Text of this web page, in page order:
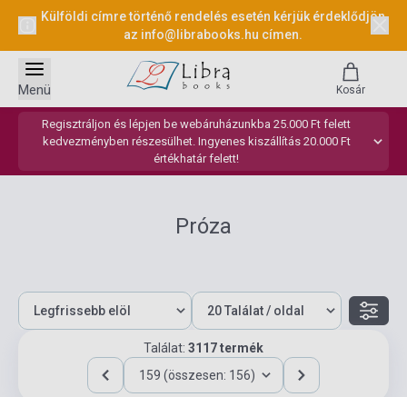
Külföldi címre történő rendelés esetén kérjük érdeklődjön
az info@librabooks.hu címen.
Regisztráljon és lépjen be webáruházunkba 25.000 Ft felett
kedvezményben részesülhet. Ingyenes kiszállítás 20.000 Ft
értékhatár felett!
Menü Kosár
Próza
Találat: 3117 termék
159 (összesen: 156)